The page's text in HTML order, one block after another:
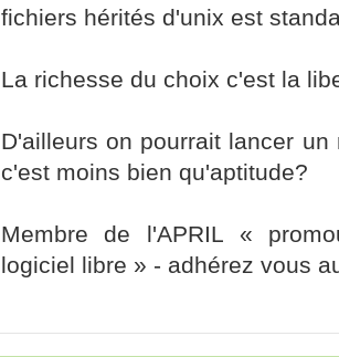
fichiers hérités d'unix est
La richesse du choix c'est la
D'ailleurs on pourrait lancer un
c'est moins bien qu'aptitude?
Membre de l'APRIL «
logiciel libre » - adhérez vous